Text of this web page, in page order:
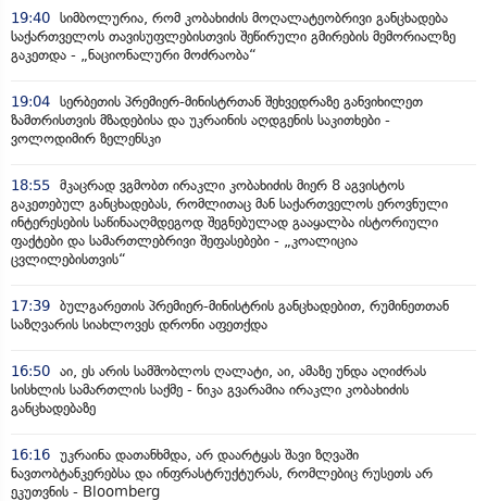
19:40 სიმბოლურია, რომ კობახიძის მოღალატეობრივი განცხადება
საქართველოს თავისუფლებისთვის შეწირული გმირების მემორიალზე
გაკეთდა - „ნაციონალური მოძრაობა“
19:04 სერბეთის პრემიერ-მინისტრთან შეხვედრაზე განვიხილეთ
ზამთრისთვის მზადებისა და უკრაინის აღდგენის საკითხები -
ვოლოდიმირ ზელენსკი
18:55 მკაცრად ვგმობთ ირაკლი კობახიძის მიერ 8 აგვისტოს
გაკეთებულ განცხადებას, რომლითაც მან საქართველოს ეროვნული
ინტერესების საწინააღმდეგოდ შეგნებულად გააყალბა ისტორიული
ფაქტები და სამართლებრივი შეფასებები - „კოალიცია
ცვლილებისთვის“
17:39 ბულგარეთის პრემიერ-მინისტრის განცხადებით, რუმინეთთან
საზღვარის სიახლოვეს დრონი აფეთქდა
16:50 აი, ეს არის სამშობლოს ღალატი, აი, ამაზე უნდა აღიძრას
სისხლის სამართლის საქმე - ნიკა გვარამია ირაკლი კობახიძის
განცხადებაზე
16:16 უკრაინა დათანხმდა, არ დაარტყას შავი ზღვაში
ნავთობტანკერებსა და ინფრასტრუქტურას, რომლებიც რუსეთს არ
ეკუთვნის - Bloomberg